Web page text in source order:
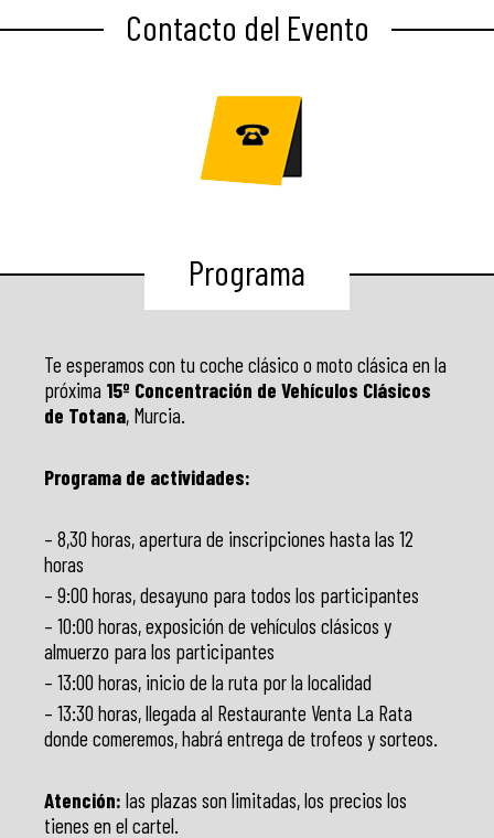
Contacto del Evento
Programa
Te esperamos con tu coche clásico o moto clásica en la
próxima 15º Concentración de Vehículos Clásicos
de Totana, Murcia.
Programa de actividades:
– 8,30 horas, apertura de inscripciones hasta las 12
horas
– 9:00 horas, desayuno para todos los participantes
– 10:00 horas, exposición de vehículos clásicos y
almuerzo para los participantes
– 13:00 horas, inicio de la ruta por la localidad
– 13:30 horas, llegada al Restaurante Venta La Rata
donde comeremos, habrá entrega de trofeos y sorteos.
Atención: las plazas son limitadas, los precios los
tienes en el cartel.